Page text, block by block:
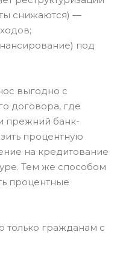
снижаются) —
под
выгодно с
договора, где
прежний банк-
процентную
на кредитование
Тем же способом
процентные
только гражданам с